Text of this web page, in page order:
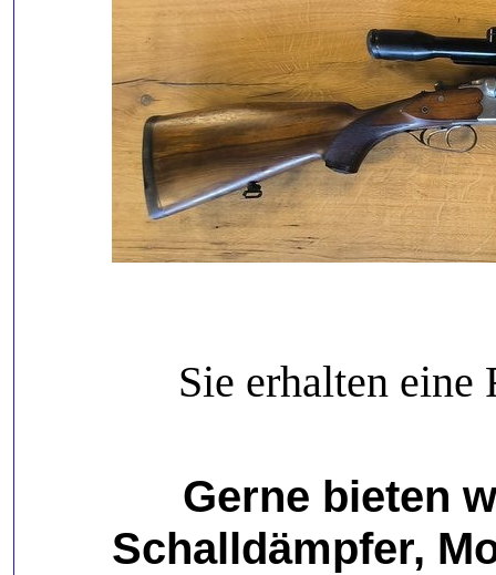
Sie erhalten eine
Gerne bieten
Schalldämpfer,